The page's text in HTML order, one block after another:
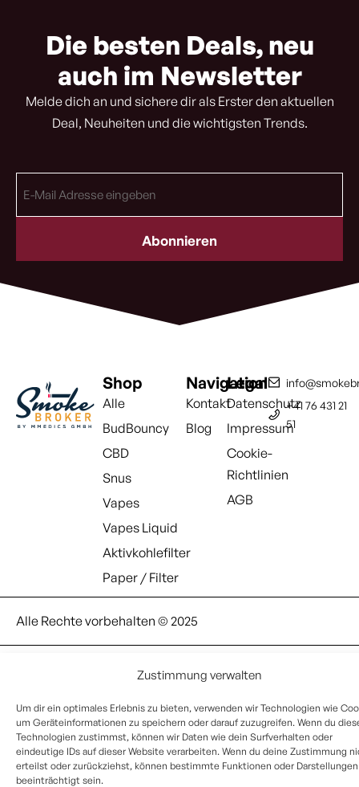
Zustimmung verwalten
Um dir ein optimales Erlebnis zu bieten, verwenden wir Technologien wie
um Geräteinformationen zu speichern oder darauf zuzugreifen. Wenn du
Technologien zustimmst, können wir Daten wie dein Surfverhalten oder
eindeutige IDs auf dieser Website verarbeiten. Wenn du deine Zustimmung
erteilst oder zurückziehst, können bestimmte Funktionen oder Darstellungen
beeinträchtigt sein.
Die besten Deals, neu
auch im Newsletter
Melde dich an und sichere dir als Erster den aktuellen
Deal, Neuheiten und die wichtigsten Trends.
Mail
Shop
Alle
BudBouncy
CBD
Snus
Vapes
Vapes Liquid
Aktivkohlefilter
Paper / Filter
Navigation
Kontakt
Blog
Legal
Datenschutz
Impressum
Cookie-
Richtlinien
AGB
+41 76 431 21
51
Alle Rechte vorbehalten © 2025
Arzneimittel und sind nicht dazu bestimmt, Krankheiten zu
Unternehmen gibt keine medizinischen Ratschläge. Wenn du in
medizinischer Behandlung bist, empfehlen wir dir, vor der
Verwendung der Produkte deinen Arzt zu konsultieren.